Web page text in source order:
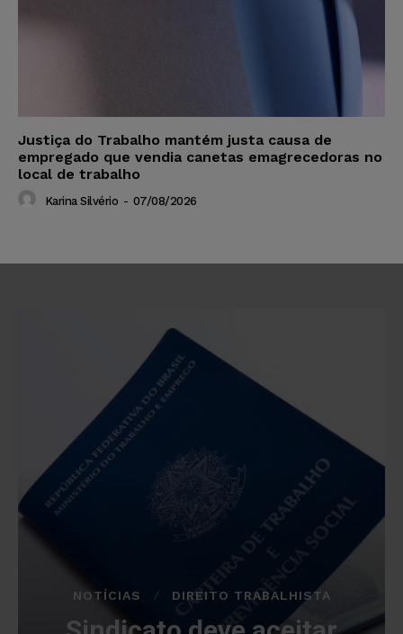
Justiça do Trabalho mantém justa causa de
empregado que vendia canetas emagrecedoras no
local de trabalho
Karina Silvério - 07/08/2026